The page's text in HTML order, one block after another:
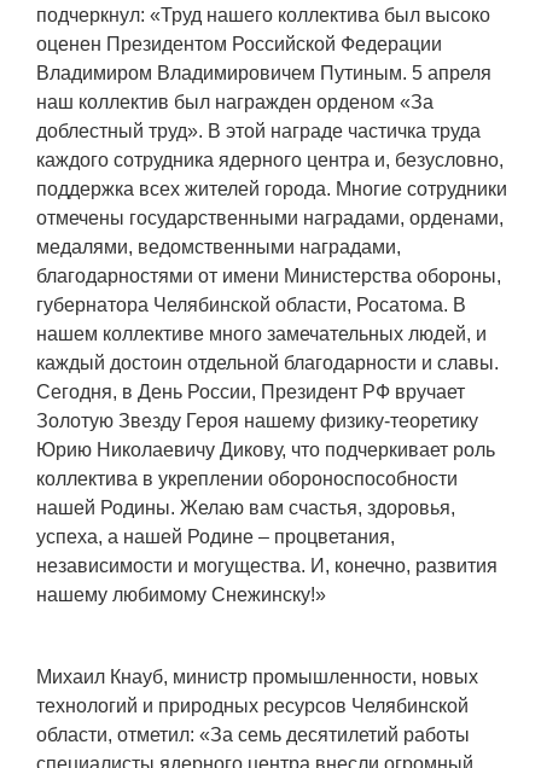
СОЦИАЛЬНАЯ ОТВЕТСТВЕННОСТЬ
Охрана окружающей среды
Программы по оздоровлению
Обеспечение жильем
Социальная поддержка
Спорт и отдых
Санаторий-профилакторий
Высокая социальная эффективность
ВНИИТФ
Территория здоровья
ПРЕСС-ЦЕНТР
Новости ВНИИТФ
подчеркнул: «Труд нашего коллектива был высоко
оценен Президентом Российской Федерации
Владимиром Владимировичем Путиным. 5 апреля
наш коллектив был награжден орденом «За
доблестный труд». В этой награде частичка труда
каждого сотрудника ядерного центра и, безусловно,
поддержка всех жителей города. Многие сотрудники
отмечены государственными наградами, орденами,
медалями, ведомственными наградами,
благодарностями от имени Министерства обороны,
губернатора Челябинской области, Росатома. В
нашем коллективе много замечательных людей, и
каждый достоин отдельной благодарности и славы.
Сегодня, в День России, Президент РФ вручает
Золотую Звезду Героя нашему физику-теоретику
Юрию Николаевичу Дикову, что подчеркивает роль
коллектива в укреплении обороноспособности
нашей Родины. Желаю вам счастья, здоровья,
успеха, а нашей Родине – процветания,
независимости и могущества. И, конечно, развития
нашему любимому Снежинску!»
Михаил Кнауб, министр промышленности, новых
технологий и природных ресурсов Челябинской
области, отметил: «За семь десятилетий работы
специалисты ядерного центра внесли огромный